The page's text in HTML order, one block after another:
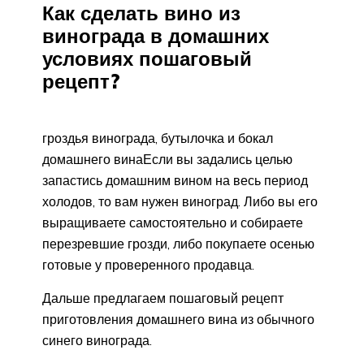
Как сделать вино из
винограда в домашних
условиях пошаговый
рецепт?
гроздья винограда, бутылочка и бокал
домашнего винаЕсли вы задались целью
запастись домашним вином на весь период
холодов, то вам нужен виноград. Либо вы его
выращиваете самостоятельно и собираете
перезревшие грозди, либо покупаете осенью
готовые у проверенного продавца.
Дальше предлагаем пошаговый рецепт
приготовления домашнего вина из обычного
синего винограда.